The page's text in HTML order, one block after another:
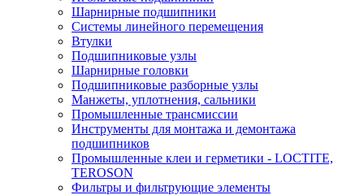
Шарнирные подшипники
Системы линейного перемещения
Втулки
Подшипниковые узлы
Шарнирные головки
Подшипниковые разборные узлы
Манжеты, уплотнения, сальники
Промышленные трансмиссии
Инструменты для монтажа и демонтажа
подшипников
Промышленные клеи и герметики - LOCTITE,
TEROSON
Фильтры и фильтрующие элементы